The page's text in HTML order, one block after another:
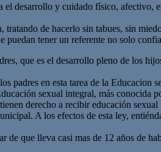
desarrollo y cuidado físico,
de hacerlo sin tabues, sin
puedan tener un referente no solo
que es el desarrollo pleno de los
padres en esta tarea de la Educacion
sexual integral, más conocida
derecho a recibir educación
A los efectos de esta ley,
de que lleva casi mas de 12 años de